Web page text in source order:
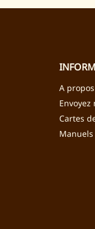
A propos
Cartes